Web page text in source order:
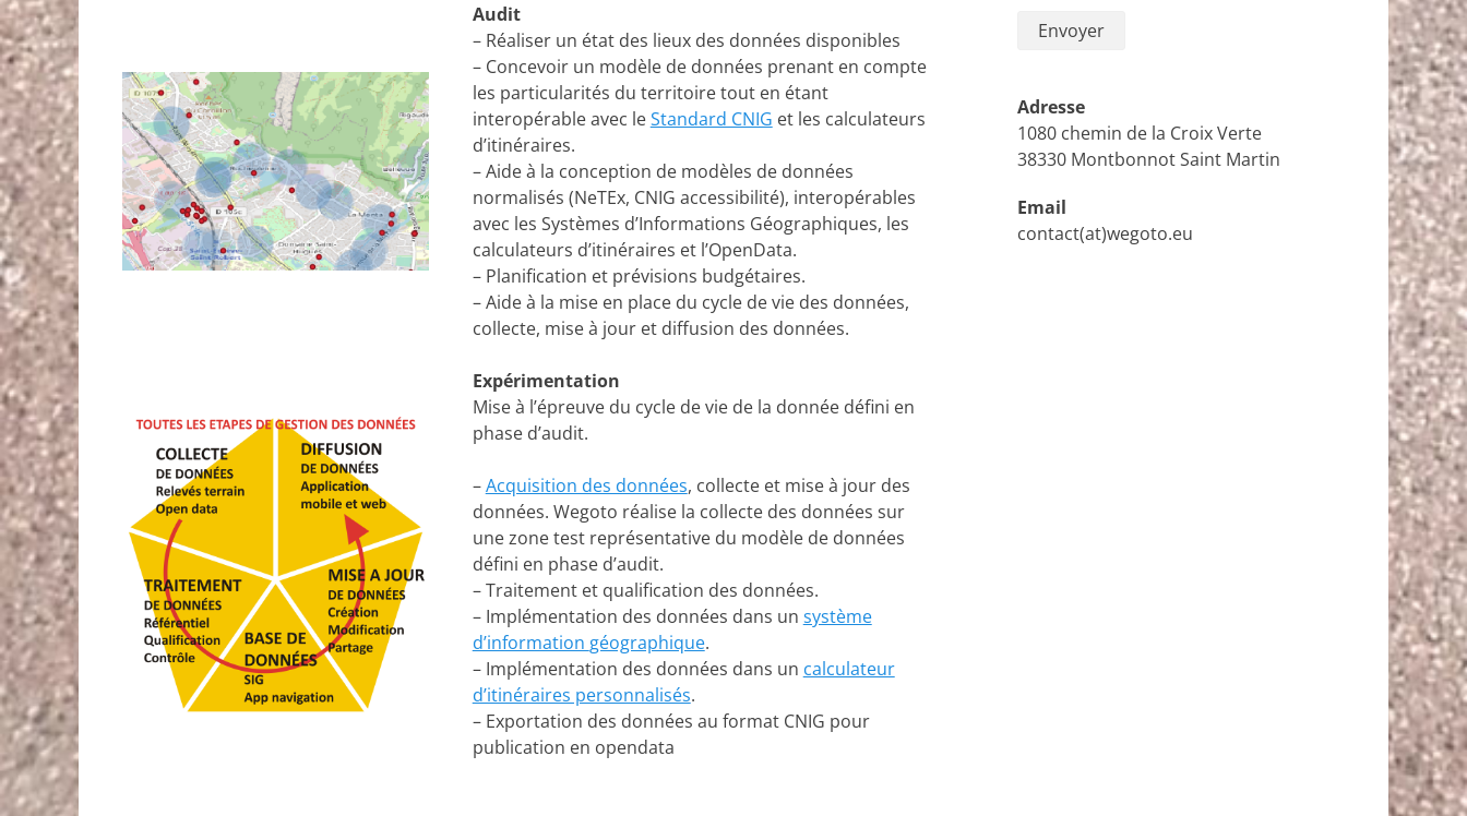
Audit
– Réaliser un état des lieux des données disponibles
– Concevoir un modèle de données prenant en compte
les particularités du territoire tout en étant
interopérable avec leStandard CNIG et les calculateurs
d’itinéraires.
– Aide à la conception de modèles de données
normalisés (NeTEx, CNIG accessibilité), interopérables
avec les Systèmes d’Informations Géographiques, les
calculateurs d’itinéraires et l’OpenData.
– Planification et prévisions budgétaires.
– Aide à la mise en place du cycle de vie des données,
collecte, mise à jour et diffusion des données.
Expérimentation
Mise à l’épreuve du cycle de vie de la donnée défini en
phase d’audit.
–Acquisition des données, collecte et mise à jour des
données. Wegoto réalise la collecte des données sur
une zone test représentative du modèle de données
défini en phase d’audit.
– Traitement et qualification des données.
– Implémentation des données dans un système
d’information géographique.
– Implémentation des données dans un calculateur
d’itinéraires personnalisés.
– Exportation des données au format CNIG pour
publication en opendata
Adresse
1080 chemin de la Croix Verte
38330 Montbonnot Saint Martin
Email
contact(at)wegoto.eu